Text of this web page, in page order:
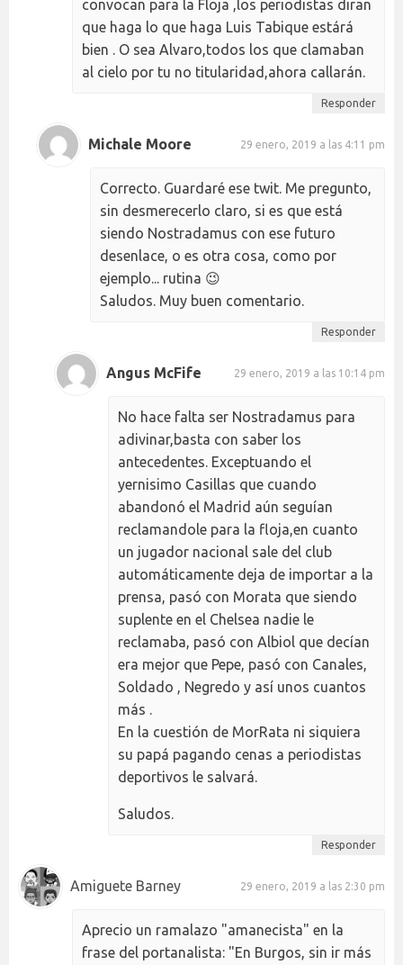
convocan para la Floja ,los periodistas diran
que haga lo que haga Luis Tabique estárá
bien . O sea Alvaro,todos los que clamaban
al cielo por tu no titularidad,ahora callarán.
Responder
Michale Moore 29 enero, 2019 a las 4:11 pm
Correcto. Guardaré ese twit. Me pregunto,
sin desmerecerlo claro, si es que está
siendo Nostradamus con ese futuro
desenlace, o es otra cosa, como por
ejemplo... rutina 😉
Saludos. Muy buen comentario.
Responder
Angus McFife 29 enero, 2019 a las 10:14 pm
No hace falta ser Nostradamus para
adivinar,basta con saber los
antecedentes. Exceptuando el
yernisimo Casillas que cuando
abandonó el Madrid aún seguían
reclamandole para la floja,en cuanto
un jugador nacional sale del club
automáticamente deja de importar a la
prensa, pasó con Morata que siendo
suplente en el Chelsea nadie le
reclamaba, pasó con Albiol que decían
era mejor que Pepe, pasó con Canales,
Soldado , Negredo y así unos cuantos
más .
En la cuestión de MorRata ni siquiera
su papá pagando cenas a periodistas
deportivos le salvará.
Saludos.
Responder
Amiguete Barney 29 enero, 2019 a las 2:30 pm
Aprecio un ramalazo "amanecista" en la
frase del portanalista: "En Burgos, sin ir más